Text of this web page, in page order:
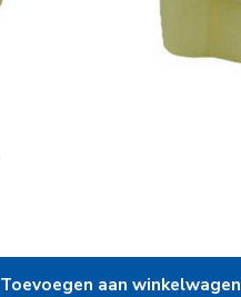
Toevoegen aan winkelwagen